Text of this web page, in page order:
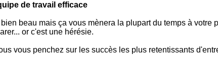
de travail efficace
beau mais ça vous mènera la plupart du temps à
or c'est une hérésie.
vous penchez sur les succès les plus retentissants